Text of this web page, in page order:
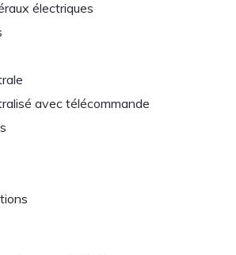
électriques
avec télécommande